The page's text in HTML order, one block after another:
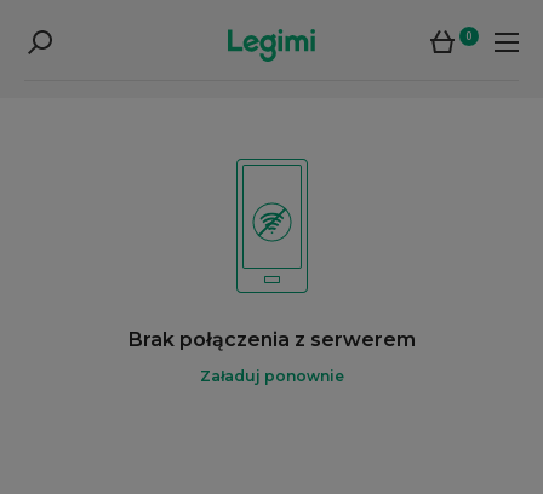
0
Brak połączenia z serwerem
Załaduj ponownie